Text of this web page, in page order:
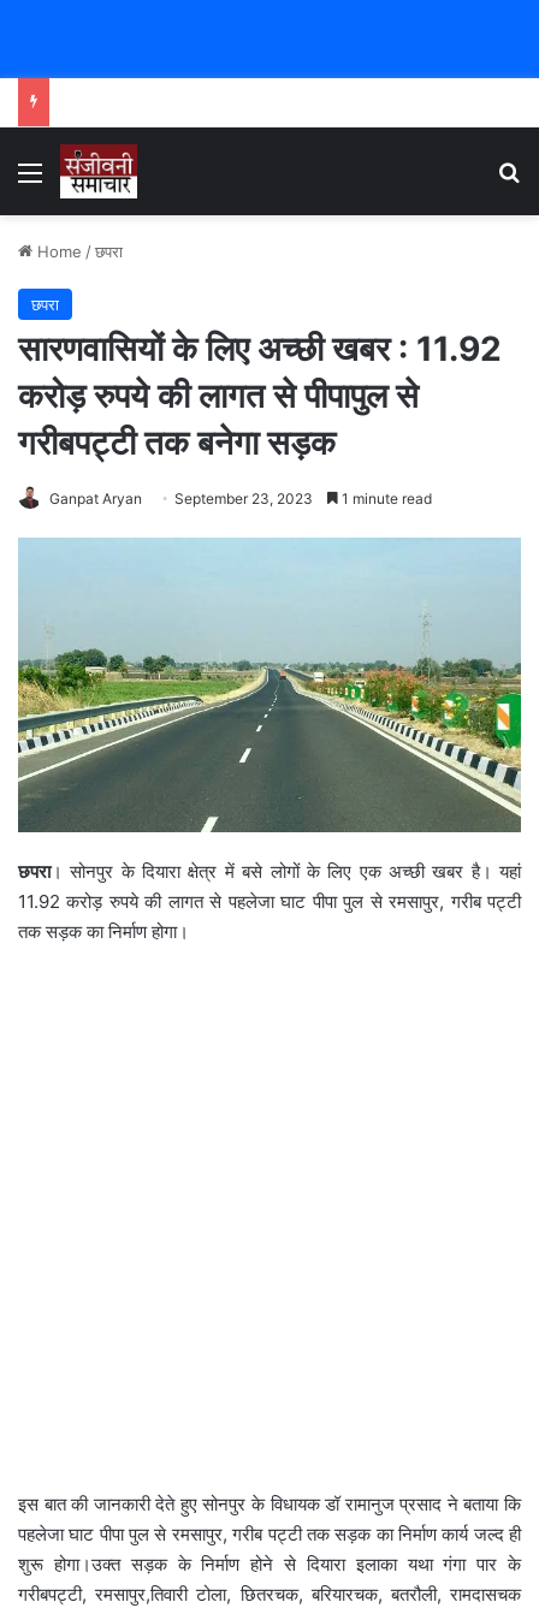
Menu
Home /छपरा
छपरा
सारणवासियों के लिए अच्छी खबर : 11.92
करोड़ रुपये की लागत से पीपापुल से
गरीबपट्टी तक बनेगा सड़क
Ganpat Aryan September 23, 2023 1 minute read
छपरा। सोनपुर के दियारा क्षेत्र में बसे लोगों के लिए एक अच्छी खबर है। यहां
11.92 करोड़ रुपये की लागत से पहलेजा घाट पीपा पुल से रमसापुर, गरीब पट्टी
तक सड़क का निर्माण होगा।
इस बात की जानकारी देते हुए सोनपुर के विधायक डॉ रामानुज प्रसाद ने बताया कि
पहलेजा घाट पीपा पुल से रमसापुर, गरीब पट्टी तक सड़क का निर्माण कार्य जल्द ही
शुरू होगा।उक्त सड़क के निर्माण होने से दियारा इलाका यथा गंगा पार के
गरीबपट्टी, रमसापुर,तिवारी टोला, छितरचक, बरियारचक, बतरौली, रामदासचक